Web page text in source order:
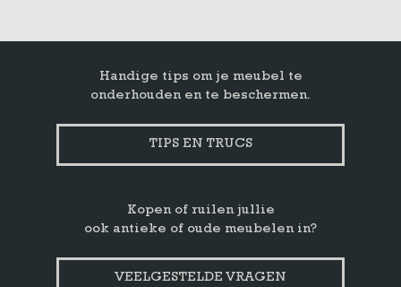
Handige tips om je meubel te
onderhouden en te beschermen.
TIPS EN TRUCS
Kopen of ruilen jullie
ook antieke of oude meubelen in?
VEELGESTELDE VRAGEN